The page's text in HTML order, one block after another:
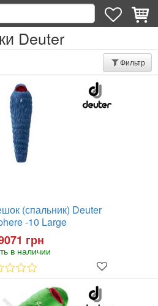
Deuter
Фильтр
(спальник) Deuter
-10 Large
грн
в наличии